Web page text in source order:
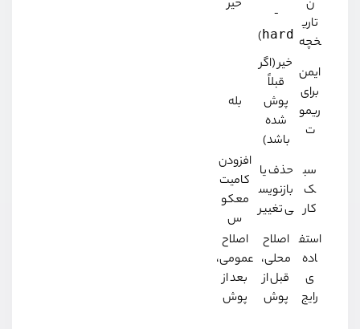
ن
تاری
خچه
-
hard
)
خیر
ایمن
برای
ریمو
ت
خیر (اگر
قبلاً
پوش
شده
باشد)
بله
سب
ک
کار
حذف یا
بازنویس
ی تغییر
افزودن
کامیت
معکو
س
استف
اده‌
ی
رایج
اصلاح
محلی،
قبل از
پوش
اصلاح
عمومی،
بعد از
پوش